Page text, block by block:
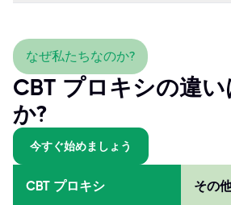
なぜ私たちなのか?
CBT プロキシの違
か?
今すぐ始めましょう
CBT プロキシ その